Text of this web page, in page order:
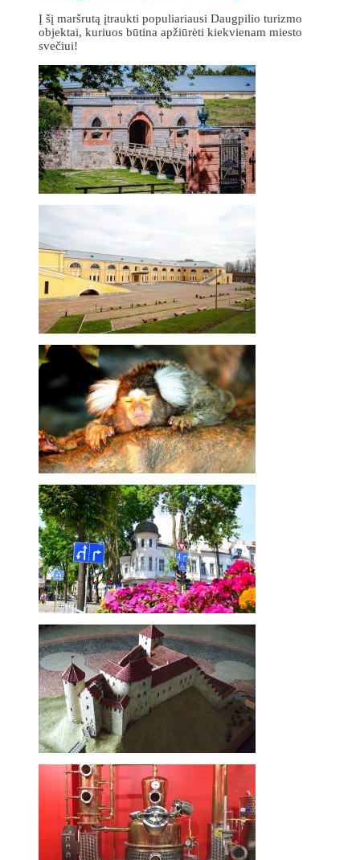
Į šį maršrutą įtraukti populiariausi Daugpilio turizmo
objektai, kuriuos būtina apžiūrėti kiekvienam miesto
svečiui!